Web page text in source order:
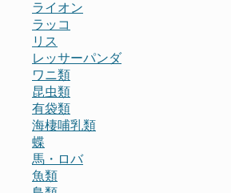
ライオン
ラッコ
リス
レッサーパンダ
ワニ類
昆虫類
有袋類
海棲哺乳類
蝶
馬・ロバ
魚類